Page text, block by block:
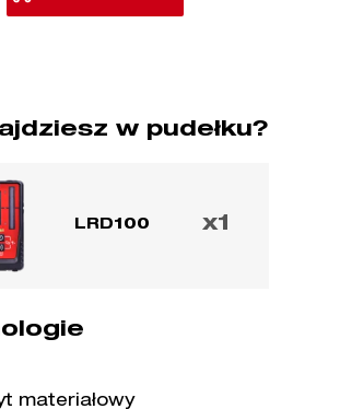
w pudełku?
LRD100 x1
materiałowy